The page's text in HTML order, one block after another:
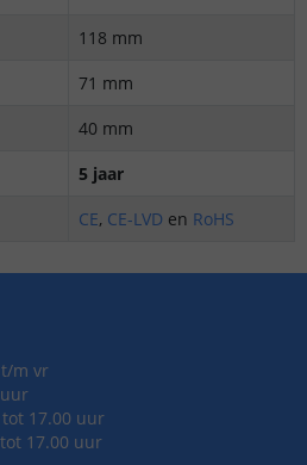
118 mm
71 mm
40 mm
5 jaar
CE, CE-LVD en RoHS
m vr
17.00 uur
17.00 uur